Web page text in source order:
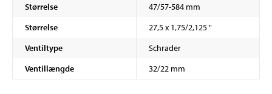
Størrelse
47/57-584 mm
Størrelse
27,5 x 1,75/2,125 "
Ventiltype
Schrader
Ventillængde
32/22 mm